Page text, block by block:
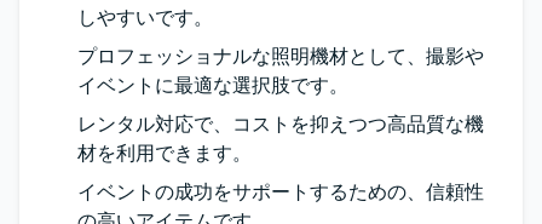
しやすいです。
プロフェッショナルな照明機材として、撮影や
イベントに最適な選択肢です。
レンタル対応で、コストを抑えつつ高品質な機
材を利用できます。
イベントの成功をサポートするための、信頼性